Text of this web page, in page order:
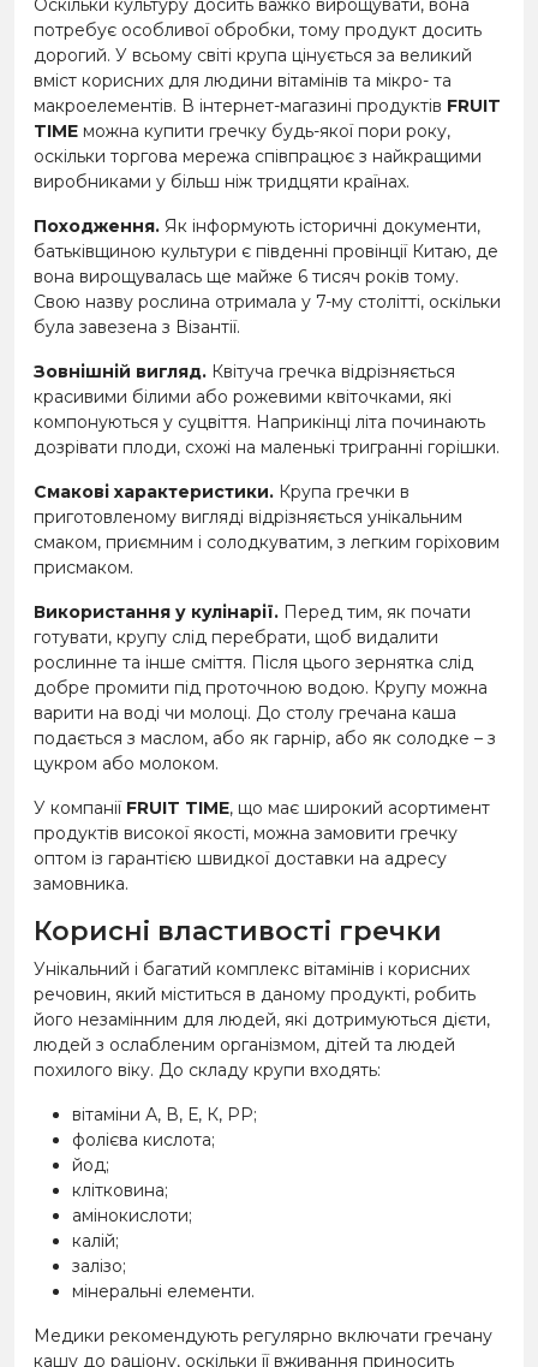
Оскільки культуру досить важко вирощувати, вона
потребує особливої обробки, тому продукт досить
дорогий. У всьому світі крупа цінується за великий
вміст корисних для людини вітамінів та мікро- та
макроелементів. В інтернет-магазині продуктів FRUIT
TIME можна купити гречку будь-якої пори року,
оскільки торгова мережа співпрацює з найкращими
виробниками у більш ніж тридцяти країнах.
Походження. Як інформують історичні документи,
батьківщиною культури є південні провінції Китаю, де
вона вирощувалась ще майже 6 тисяч років тому.
Свою назву рослина отримала у 7-му столітті, оскільки
була завезена з Візантії.
Зовнішній вигляд. Квітуча гречка відрізняється
красивими білими або рожевими квіточками, які
компонуються у суцвіття. Наприкінці літа починають
дозрівати плоди, схожі на маленькі тригранні горішки.
Смакові характеристики. Крупа гречки в
приготовленому вигляді відрізняється унікальним
смаком, приємним і солодкуватим, з легким горіховим
присмаком.
Використання у кулінарії. Перед тим, як почати
готувати, крупу слід перебрати, щоб видалити
рослинне та інше сміття. Після цього зернятка слід
добре промити під проточною водою. Крупу можна
варити на воді чи молоці. До столу гречана каша
подається з маслом, або як гарнір, або як солодке – з
цукром або молоком.
У компанії FRUIT TIME, що має широкий асортимент
продуктів високої якості, можна замовити гречку
оптом із гарантією швидкої доставки на адресу
замовника.
Корисні властивості гречки
Унікальний і багатий комплекс вітамінів і корисних
речовин, який міститься в даному продукті, робить
його незамінним для людей, які дотримуються дієти,
людей з ослабленим організмом, дітей та людей
похилого віку. До складу крупи входять:
вітаміни А, В, Е, К, РР;
фолієва кислота;
йод;
клітковина;
амінокислоти;
калій;
залізо;
мінеральні елементи.
Медики рекомендують регулярно включати гречану
кашу до раціону, оскільки її вживання приносить